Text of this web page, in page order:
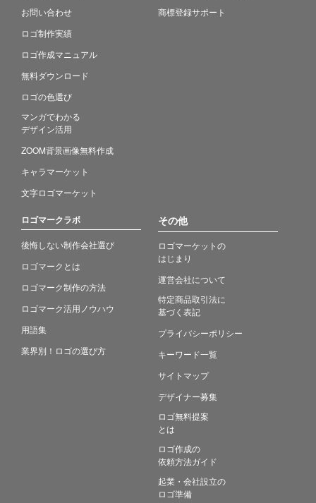
お問い合わせ
ロゴ制作実績
ロゴ作成マニュアル
無料ダウンロード
ロゴの色選び
マンガでわかる
デザイン活用
ZOOM背景画像無料作成
キャラマーケット
文字ロゴマーケット
商標登録サポート
ロゴマークラボ
後悔しない制作会社選び
ロゴマークとは
ロゴマーク制作の方法
ロゴマーク活用ノウハウ
用語集
業界別！ロゴの選び方
その他
ロゴマーケットの
はじまり
運営会社について
特定商品取引法に
基づく表記
プライバシーポリシー
キーワード一覧
サイトマップ
デザイナー募集
ロゴ無料提案
とは
ロゴ作成の
依頼方法ガイド
起業・会社設立の
ロゴ準備